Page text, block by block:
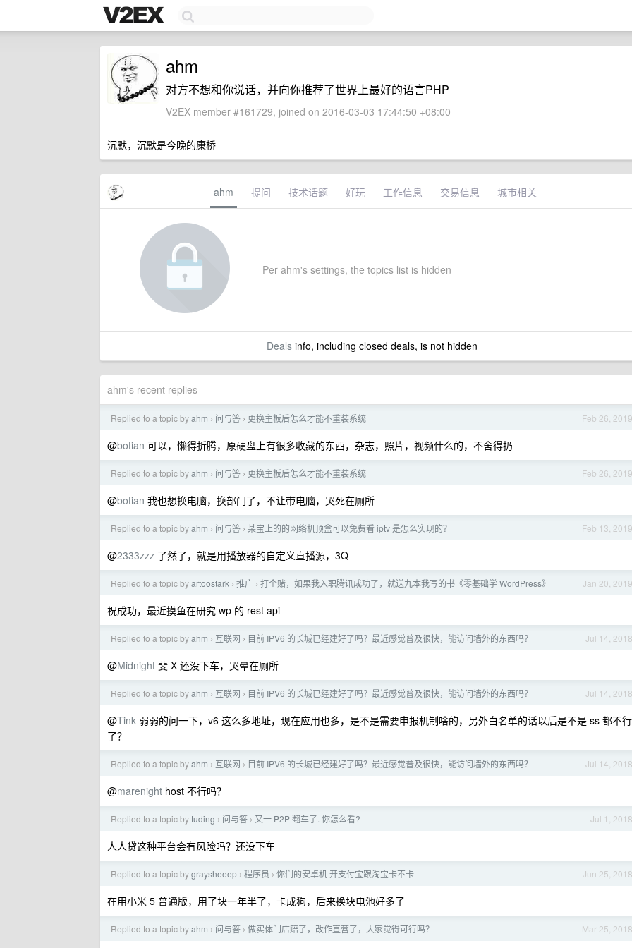
ahm
对方不想和你说话，并向你推荐了世界上最好的语言PHP
V2EX member #161729, joined on 2016-03-03 17:44:50 +08:00
沉默，沉默是今晚的康桥
ahm 提问 技术话题 好玩 工作信息 交易信息 城市相关
Per ahm's settings, the topics list is hidden
Dealsinfo, including closed deals, is not hidden
ahm's recent replies
Feb 26, 2019
Replied to a topic byahm › 问与答 › 更换主板后怎么才能不重装系统
@botian 可以，懒得折腾，原硬盘上有很多收藏的东西，杂志，照片，视频什么的，不舍得扔
Feb 26, 2019
Replied to a topic byahm › 问与答 › 更换主板后怎么才能不重装系统
@botian 我也想换电脑，换部门了，不让带电脑，哭死在厕所
Feb 13, 2019
Replied to a topic byahm › 问与答 › 某宝上的的网络机顶盒可以免费看 iptv 是怎么实现的？
@2333zzz 了然了，就是用播放器的自定义直播源，3Q
Jan 20, 2019
Replied to a topic byartoostark › 推广 › 打个赌，如果我入职腾讯成功了，就送九本我写的书《零基础学 WordPress》
祝成功，最近摸鱼在研究 wp 的 rest api
Jul 14, 2018
Replied to a topic byahm › 互联网 › 目前 IPV6 的长城已经建好了吗？最近感觉普及很快，能访问墙外的东西吗？
@Midnight 斐 X 还没下车，哭晕在厕所
Jul 14, 2018
Replied to a topic byahm › 互联网 › 目前 IPV6 的长城已经建好了吗？最近感觉普及很快，能访问墙外的东西吗？
@Tink 弱弱的问一下，v6 这么多地址，现在应用也多，是不是需要申报机制啥的，另外白名单的话以后是不是 ss 都不行
了？
Jul 14, 2018
Replied to a topic byahm › 互联网 › 目前 IPV6 的长城已经建好了吗？最近感觉普及很快，能访问墙外的东西吗？
@marenight host 不行吗？
Jul 1, 2018
Replied to a topic bytuding › 问与答 › 又一 P2P 翻车了. 你怎么看?
人人贷这种平台会有风险吗？还没下车
Jun 25, 2018
Replied to a topic bygraysheeep › 程序员 › 你们的安卓机 开支付宝跟淘宝卡不卡
在用小米 5 普通版，用了块一年半了，卡成狗，后来换块电池好多了
Mar 25, 2018
Replied to a topic byahm › 问与答 › 做实体门店赔了，改作直营了，大家觉得可行吗？